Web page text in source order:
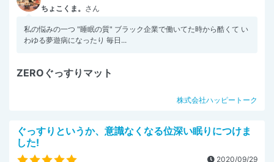
ちょこくま。 さん
私の悩みの一つ "睡眠の質" ブラック企業で働いてた時から酷くて い
わゆる夢遊病になったり 毎日...
ZEROぐっすりマット
株式会社ハッピートーク
ぐっすりというか、意識なくなる位深い眠りにつけま
した!
2020/09/29